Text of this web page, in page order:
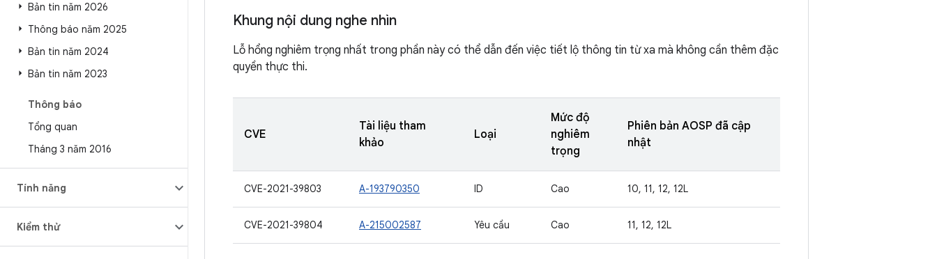
Bản tin năm 2026
Thông báo năm 2025
Bản tin năm 2024
Bản tin năm 2023
Thông báo
Tổng quan
Tháng 3 năm 2016
Tính năng
Kiểm thử
Khung nội dung nghe nhìn
Lỗ hổng nghiêm trọng nhất trong phần này có thể dẫn đến việc tiết lộ thông tin từ xa mà không cần thêm đặc
quyền thực thi.
CVE
Tài liệu tham
khảo
Loại
Mức độ
nghiêm
trọng
Phiên bản AOSP đã cập
nhật
CVE-2021-39803 A-193790350 ID Cao 10, 11, 12, 12L
CVE-2021-39804 A-215002587 Yêu cầu Cao 11, 12, 12L